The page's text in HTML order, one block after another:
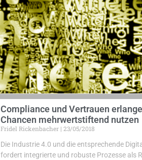
Compliance und Vertrauen
Chancen mehrwertstiftend nutzen
Fridel Rickenbacher 23/05/2018
Die Industrie 4.0 und die entsprechende
fordert integrierte und robuste Prozesse als